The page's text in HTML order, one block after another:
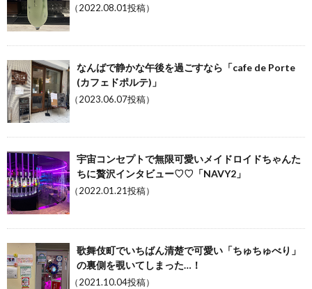
（2022.08.01投稿）
なんばで静かな午後を過ごすなら「cafe de Porte
(カフェドポルテ)」
（2023.06.07投稿）
宇宙コンセプトで無限可愛いメイドロイドちゃんた
ちに贅沢インタビュー♡♡「NAVY2」
（2022.01.21投稿）
歌舞伎町でいちばん清楚で可愛い「ちゅちゅべり」
の裏側を覗いてしまった…！
（2021.10.04投稿）